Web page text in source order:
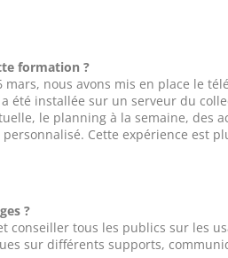
formation ?
nous avons mis en place le
été installée sur un serveur du
le planning à la semaine, des
Cette expérience est
?
tous les publics sur les
sur différents supports,